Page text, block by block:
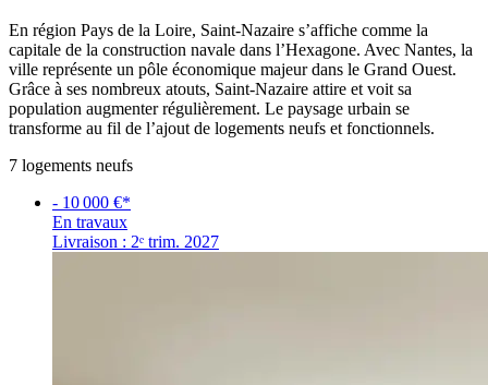
En région Pays de la Loire, Saint-Nazaire s’affiche comme la
capitale de la construction navale dans l’Hexagone. Avec Nantes, la
ville représente un pôle économique majeur dans le Grand Ouest.
Grâce à ses nombreux atouts, Saint-Nazaire attire et voit sa
population augmenter régulièrement. Le paysage urbain se
transforme au fil de l’ajout de logements neufs et fonctionnels.
7 logements neufs
- 10 000 €*
En travaux
Livraison : 2ᵉ trim. 2027